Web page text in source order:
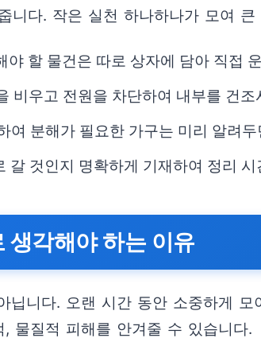
니다. 작은 실천 하나하나가 모여 큰
야 할 물건은 따로 상자에 담아 직접
비우고 전원을 차단하여 내부를 건
여 분해가 필요한 가구는 미리 알려
갈 것인지 명확하게 기재하여 정리
생각해야 하는 이유
닙니다. 오랜 시간 동안 소중하게
물질적 피해를 안겨줄 수 있습니다.